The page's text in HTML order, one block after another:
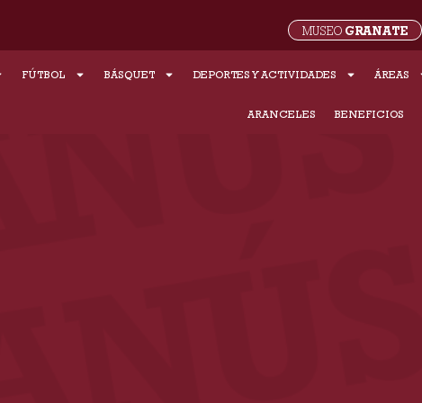
MUSEO GRANATE
FÚTBOL BÁSQUET DEPORTES Y ACTIVIDADES ÁREAS
ARANCELES BENEFICIOS